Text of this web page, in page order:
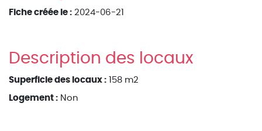
Fiche créée le : 2024-06-21
Description des locaux
Superficie des locaux : 158 m2
Logement : Non